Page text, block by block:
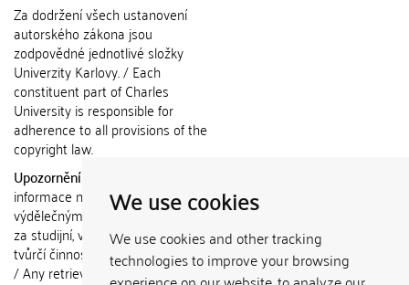
We use cookies
We use cookies and other tracking
technologies to improve your browsing
Za dodržení všech ustanovení
autorského zákona jsou
zodpovědné jednotlivé složky
Univerzity Karlovy. / Each
constituent part of Charles
University is responsible for
adherence to all provisions of the
copyright law.
Upozornění / Notice:
informace nemohou být použity k
výdělečným účelům nebo vydávány
za studijní, vědeckou nebo jinou
tvůrčí činnost jiné osoby než autora.
/ Any retrieved information shall not